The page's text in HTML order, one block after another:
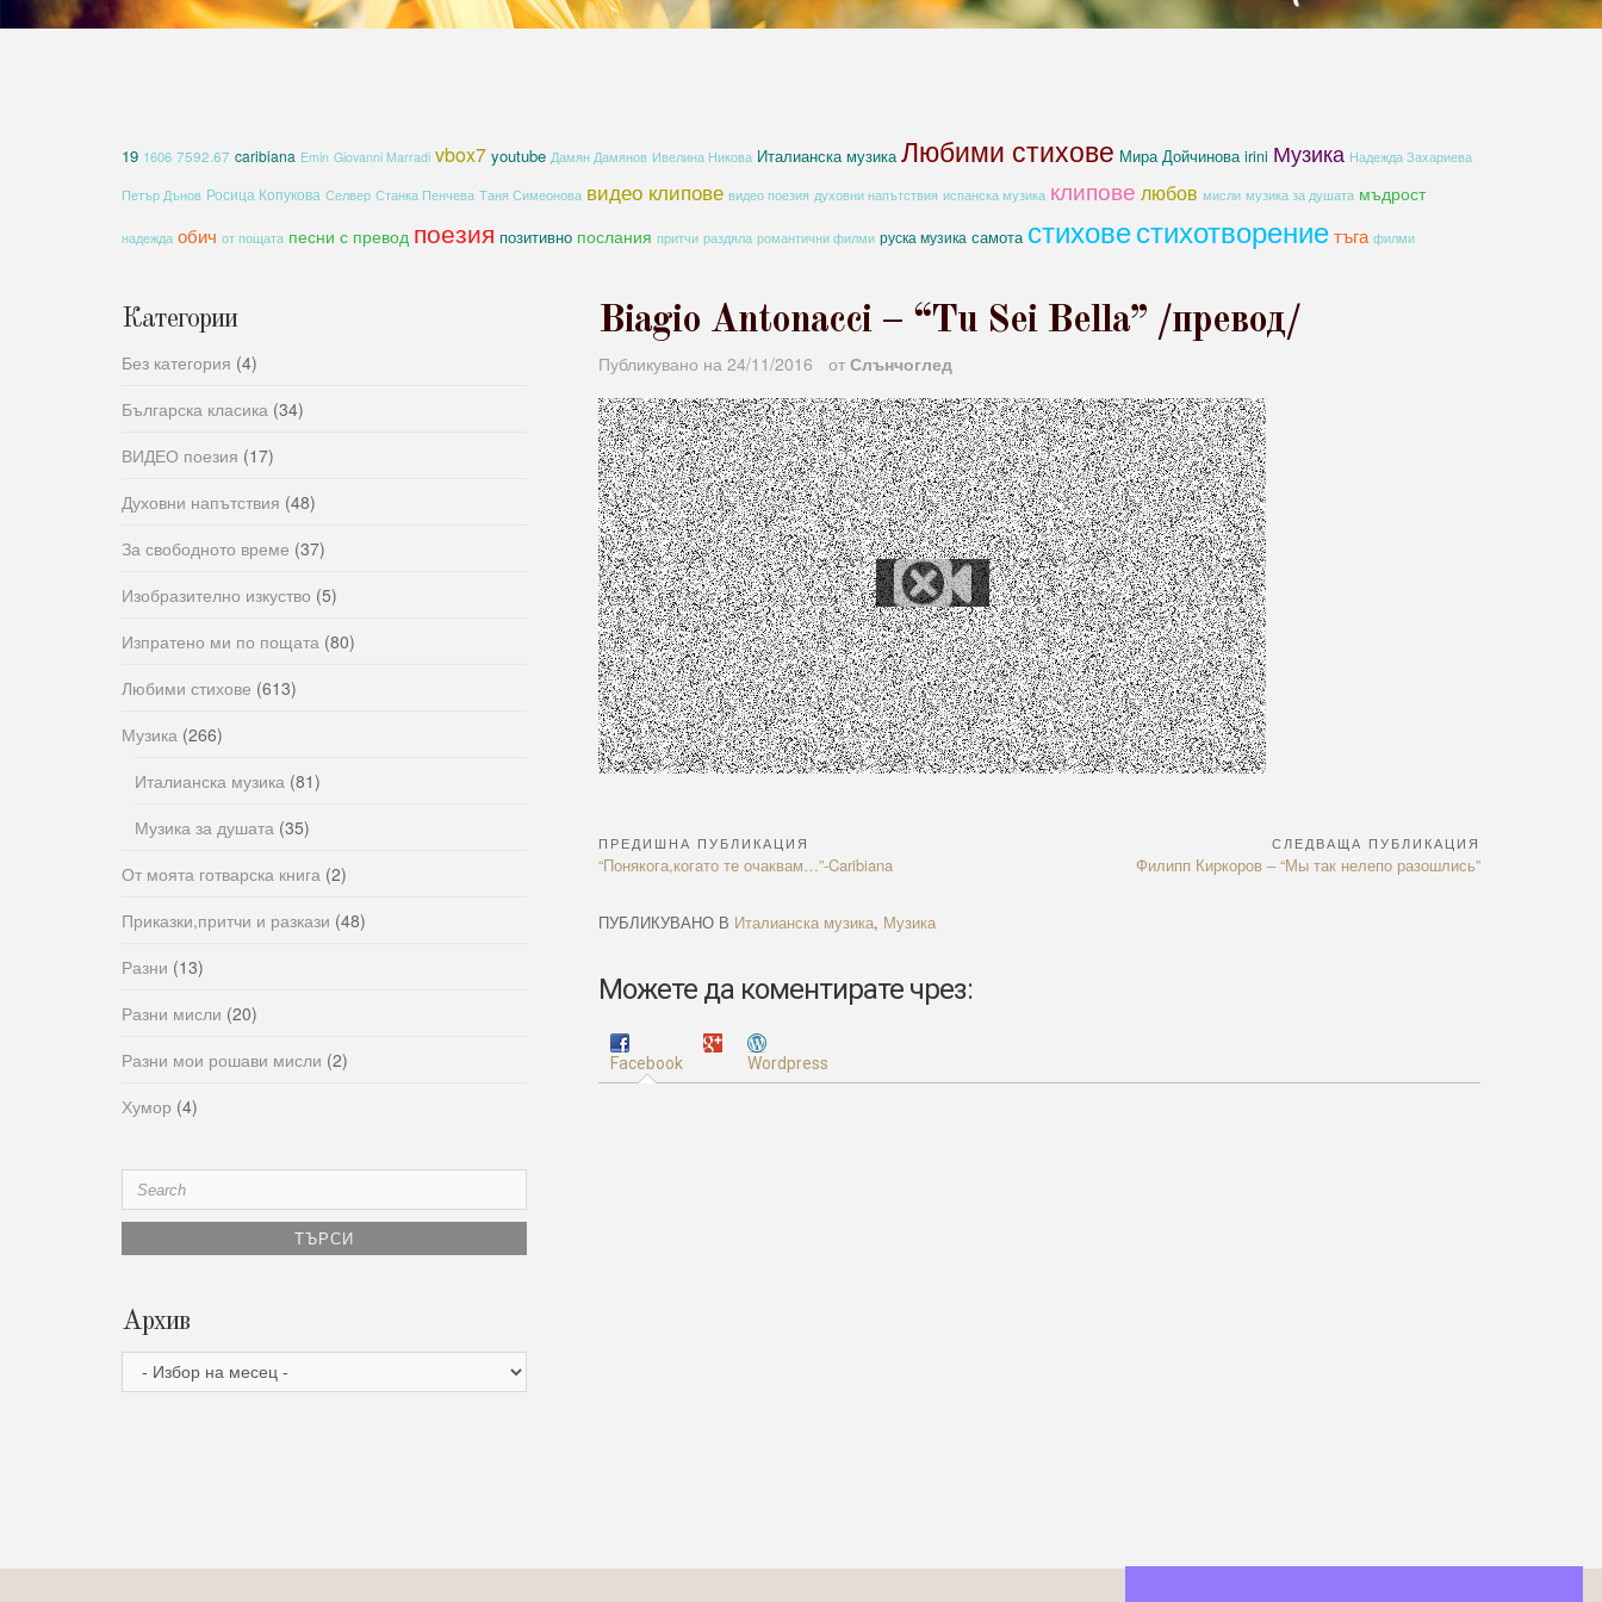
19 1606 7592.67 caribiana Emin Giovanni Marradi vbox7 youtube Дамян Дамянов Ивелина Никова Италианска музика Любими стихове Мира Дойчинова irini Музика Надежда Захариева
Петър Дънов Росица Копукова Селвер Станка Пенчева Таня Симеонова видео клипове видео поезия духовни напътствия испанска музика клипове любов мисли музика за душата мъдрост
надежда обич от пощата песни с превод поезия позитивно послания притчи раздяла романтични филми руска музика самота стиховестихотворениетъга филми
Biagio Antonacci – “Tu Sei Bella” /превод/
Публикувано на 24/11/2016 от Слънчоглед
Навигация
ПРЕДИШНА ПУБЛИКАЦИЯ
Previous
“Понякога,когато те очаквам…”-Caribiana
СЛЕДВАЩА ПУБЛИКАЦИЯ
Next
Филипп Киркоров – “Мы так нелепо разошлись”
ПУБЛИКУВАНО В Италианска музика, Музика
Можете да коментирате чрез:
Facebook Wordpress
Категории
Без категория (4)
Българска класика (34)
ВИДЕО поезия (17)
Духовни напътствия (48)
За свободното време (37)
Изобразително изкуство (5)
Изпратено ми по пощата (80)
Любими стихове (613)
Музика (266)
Италианска музика (81)
Музика за душата (35)
От моята готварска книга (2)
Приказки,притчи и разкази (48)
Разни (13)
Разни мисли (20)
Разни мои рошави мисли (2)
Хумор (4)
Search
for:
Архив
Архив